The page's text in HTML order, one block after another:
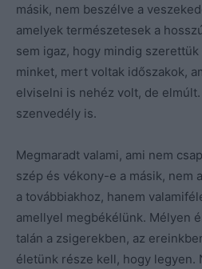
másik, nem beszélve a
amelyek természetesek a
sem igaz, hogy mindig szerettük
minket, mert voltak időszakok,
elviselni is nehéz volt, de
szenvedély is.
Megmaradt valami, ami nem
szép és vékony-e a másik, nem
a továbbiakhoz, hanem
amellyel megbékélünk. Mélyen
talán a zsigerekben, az
életünk része kell, hogy legyen.